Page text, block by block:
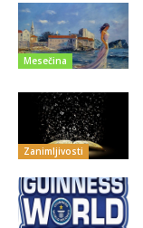
Mesečina
Zanimljivosti